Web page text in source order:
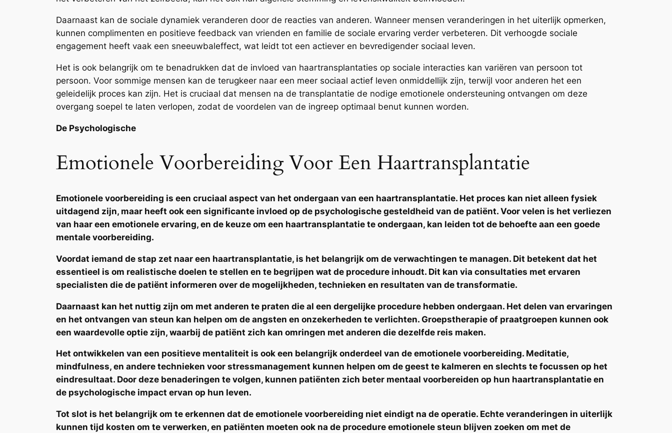
Daarnaast kan de sociale dynamiek veranderen door de reacties van anderen. Wanneer mensen veranderingen in het uiterlijk opmerken,
kunnen complimenten en positieve feedback van vrienden en familie de sociale ervaring verder verbeteren. Dit verhoogde sociale
engagement heeft vaak een sneeuwbaleffect, wat leidt tot een actiever en bevredigender sociaal leven.
Het is ook belangrijk om te benadrukken dat de invloed van haartransplantaties op sociale interacties kan variëren van persoon tot
persoon. Voor sommige mensen kan de terugkeer naar een meer sociaal actief leven onmiddellijk zijn, terwijl voor anderen het een
geleidelijk proces kan zijn. Het is cruciaal dat mensen na de transplantatie de nodige emotionele ondersteuning ontvangen om deze
overgang soepel te laten verlopen, zodat de voordelen van de ingreep optimaal benut kunnen worden.
De Psychologische
Emotionele Voorbereiding Voor Een Haartransplantatie
Emotionele voorbereiding is een cruciaal aspect van het ondergaan van een haartransplantatie. Het proces kan niet alleen fysiek
uitdagend zijn, maar heeft ook een significante invloed op de psychologische gesteldheid van de patiënt. Voor velen is het verliezen
van haar een emotionele ervaring, en de keuze om een haartransplantatie te ondergaan, kan leiden tot de behoefte aan een goede
mentale voorbereiding.
Voordat iemand de stap zet naar een haartransplantatie, is het belangrijk om de verwachtingen te managen. Dit betekent dat het
essentieel is om realistische doelen te stellen en te begrijpen wat de procedure inhoudt. Dit kan via consultaties met ervaren
specialisten die de patiënt informeren over de mogelijkheden, technieken en resultaten van de transformatie.
Daarnaast kan het nuttig zijn om met anderen te praten die al een dergelijke procedure hebben ondergaan. Het delen van ervaringen
en het ontvangen van steun kan helpen om de angsten en onzekerheden te verlichten. Groepstherapie of praatgroepen kunnen ook
een waardevolle optie zijn, waarbij de patiënt zich kan omringen met anderen die dezelfde reis maken.
Het ontwikkelen van een positieve mentaliteit is ook een belangrijk onderdeel van de emotionele voorbereiding. Meditatie,
mindfulness, en andere technieken voor stressmanagement kunnen helpen om de geest te kalmeren en slechts te focussen op het
eindresultaat. Door deze benaderingen te volgen, kunnen patiënten zich beter mentaal voorbereiden op hun haartransplantatie en
de psychologische impact ervan op hun leven.
Tot slot is het belangrijk om te erkennen dat de emotionele voorbereiding niet eindigt na de operatie. Echte veranderingen in uiterlijk
kunnen tijd kosten om te verwerken, en patiënten moeten ook na de procedure emotionele steun blijven zoeken om met de